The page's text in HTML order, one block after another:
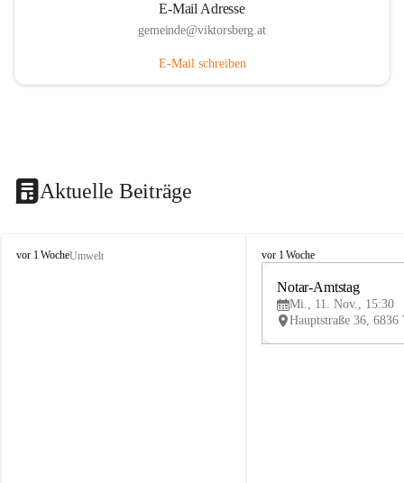
E-Mail Adresse
gemeinde@viktorsberg.at
E-Mail schreiben
Aktuelle Beiträge
V
vor 1 WocheUmwelt
V
vor 1 Woche
Notar-Amtstag
Mi., 11. Nov., 15:30